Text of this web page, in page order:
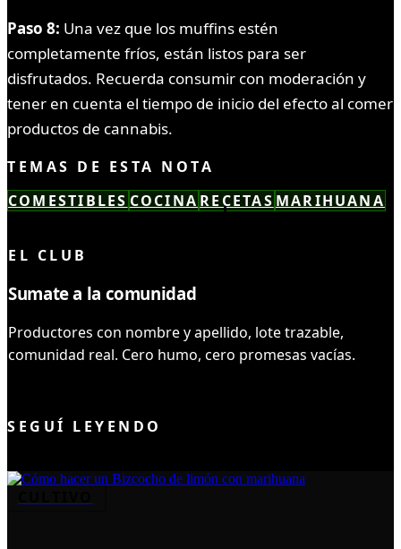
Paso 8: Una vez que los muffins estén
completamente fríos, están listos para ser
disfrutados. Recuerda consumir con moderación y
tener en cuenta el tiempo de inicio del efecto al comer
productos de cannabis.
TEMAS DE ESTA NOTA
COMESTIBLES COCINA RECETAS MARIHUANA
EL CLUB
Sumate a la comunidad
Productores con nombre y apellido, lote trazable,
comunidad real. Cero humo, cero promesas vacías.
SEGUÍ LEYENDO